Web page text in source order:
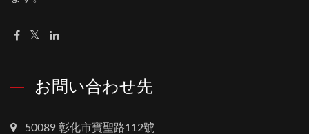
お問い合わせ先
50089 彰化市寶聖路112號